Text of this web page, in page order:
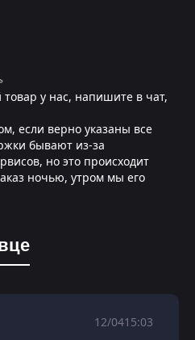
у нас, напишите в чат,
если верно указаны все
бывают из-за
но это происходит
ночью, утром мы его
12/0415:03